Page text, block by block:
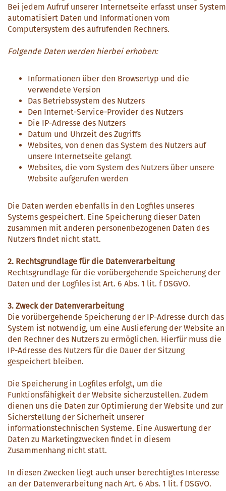
Bei jedem Aufruf unserer Internetseite erfasst unser System
automatisiert Daten und Informationen vom
Computersystem des aufrufenden Rechners.
Folgende Daten werden hierbei erhoben:
Informationen über den Browsertyp und die
verwendete Version
Das Betriebssystem des Nutzers
Den Internet-Service-Provider des Nutzers
Die IP-Adresse des Nutzers
Datum und Uhrzeit des Zugriffs
Websites, von denen das System des Nutzers auf
unsere Internetseite gelangt
Websites, die vom System des Nutzers über unsere
Website aufgerufen werden
Die Daten werden ebenfalls in den Logfiles unseres
Systems gespeichert. Eine Speicherung dieser Daten
zusammen mit anderen personenbezogenen Daten des
Nutzers findet nicht statt.
2. Rechtsgrundlage für die Datenverarbeitung
Rechtsgrundlage für die vorübergehende Speicherung der
Daten und der Logfiles ist Art. 6 Abs. 1 lit. f DSGVO.
3. Zweck der Datenverarbeitung
Die vorübergehende Speicherung der IP-Adresse durch das
System ist notwendig, um eine Auslieferung der Website an
den Rechner des Nutzers zu ermöglichen. Hierfür muss die
IP-Adresse des Nutzers für die Dauer der Sitzung
gespeichert bleiben.
Die Speicherung in Logfiles erfolgt, um die
Funktionsfähigkeit der Website sicherzustellen. Zudem
dienen uns die Daten zur Optimierung der Website und zur
Sicherstellung der Sicherheit unserer
informationstechnischen Systeme. Eine Auswertung der
Daten zu Marketingzwecken findet in diesem
Zusammenhang nicht statt.
In diesen Zwecken liegt auch unser berechtigtes Interesse
an der Datenverarbeitung nach Art. 6 Abs. 1 lit. f DSGVO.